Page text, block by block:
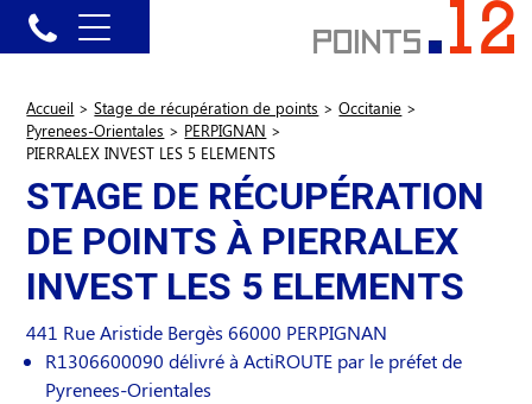
Accueil > Stage de récupération de points > Occitanie >
Pyrenees-Orientales > PERPIGNAN >
PIERRALEX INVEST LES 5 ELEMENTS
STAGE DE RÉCUPÉRATION
DE POINTS À PIERRALEX
INVEST LES 5 ELEMENTS
441 Rue Aristide Bergès 66000 PERPIGNAN
R1306600090 délivré à ActiROUTE par le préfet de
Pyrenees-Orientales